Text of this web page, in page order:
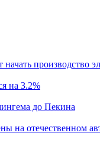
производство
на 3.2%
до Пекина
на отечественном